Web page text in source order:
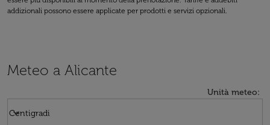
addizionali possono essere applicate per prodotti e servizi opzionali.
Meteo a Alicante
Unità meteo:
Centigradi
keyboard_arrow_down